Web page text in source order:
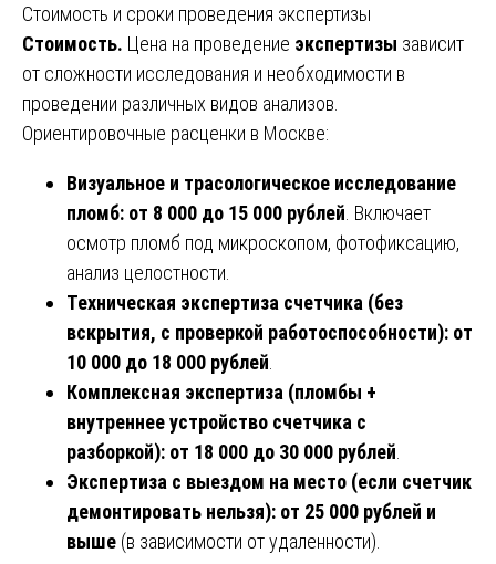
Стоимость и сроки проведения экспертизы
Стоимость. Цена на проведение экспертизы зависит
от сложности исследования и необходимости в
проведении различных видов анализов.
Ориентировочные расценки в Москве:
Визуальное и трасологическое исследование
пломб: от 8 000 до 15 000 рублей . Включает
осмотр пломб под микроскопом, фотофиксацию,
анализ целостности.
Техническая экспертиза счетчика (без
вскрытия, с проверкой работоспособности): от
10 000 до 18 000 рублей
Комплексная экспертиза (пломбы +
внутреннее устройство счетчика с
разборкой): от 18 000 до 30 000 рублей
Экспертиза с выездом на место (если счетчик
демонтировать нельзя): от 25 000 рублей и
выше (в зависимости от удаленности).